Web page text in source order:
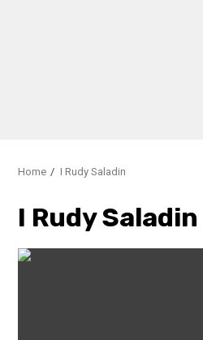
Home I Rudy Saladin
I Rudy Saladin